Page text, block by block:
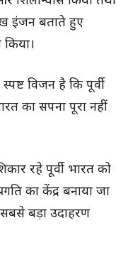
इंजन बताते हुए
विजन है कि पूर्वी
का सपना पूरा नहीं
रहे पूर्वी भारत को
का केंद्र बनाया जा
बड़ा उदाहरण